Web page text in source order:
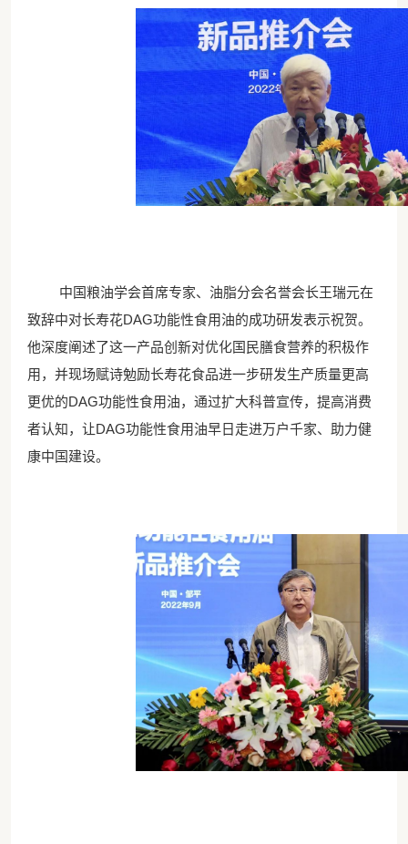
中国粮油学会首席专家、油脂分会名誉会长王瑞元在
致辞中对长寿花DAG功能性食用油的成功研发表示祝贺。
他深度阐述了这一产品创新对优化国民膳食营养的积极作
用，并现场赋诗勉励长寿花食品进一步研发生产质量更高
更优的DAG功能性食用油，通过扩大科普宣传，提高消费
者认知，让DAG功能性食用油早日走进万户千家、助力健
康中国建设。